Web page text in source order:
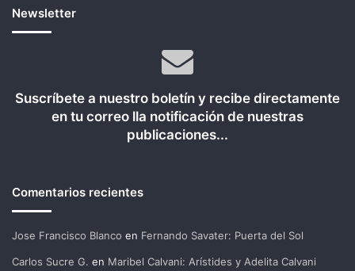
Newsletter
Suscríbete a nuestro boletín y recibe directamente
en tu correo lla notificación de nuestras
publicaciones...
Comentarios recientes
Jose Francisco Blanco en Fernando Savater: Puerta del Sol
Carlos Sucre G. en Maribel Calvani: Arístides y Adelita Calvani